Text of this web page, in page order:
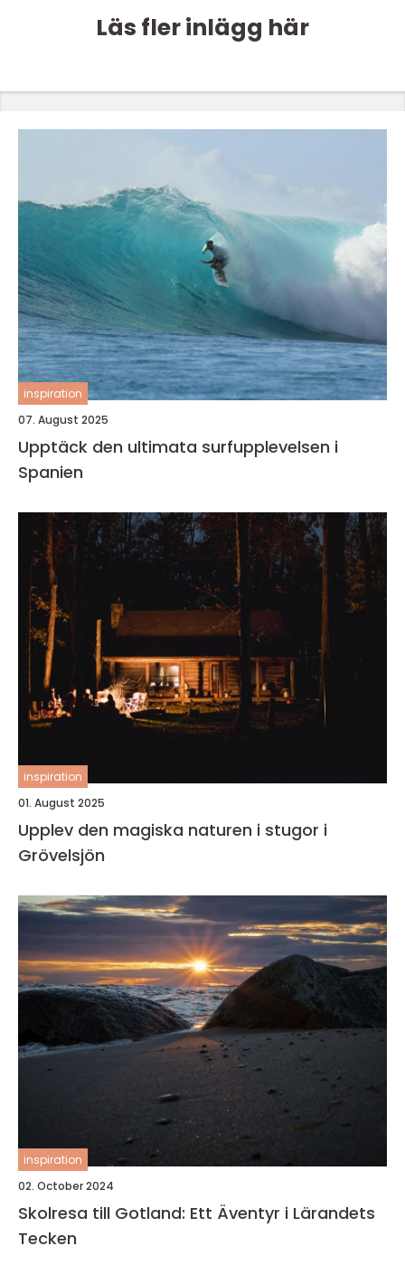
Läs fler inlägg här
inspiration
07. August 2025
Upptäck den ultimata surfupplevelsen i
Spanien
inspiration
01. August 2025
Upplev den magiska naturen i stugor i
Grövelsjön
inspiration
02. October 2024
Skolresa till Gotland: Ett Äventyr i Lärandets
Tecken